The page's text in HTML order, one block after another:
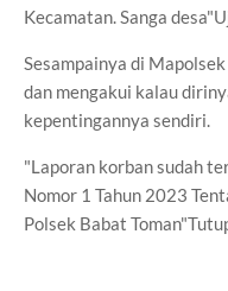
Kecamatan. Sanga
Sesampainya di
dan mengakui kalau
kepentingannya sendiri.
"Laporan korban sudah
Nomor 1 Tahun 2023
Polsek Babat